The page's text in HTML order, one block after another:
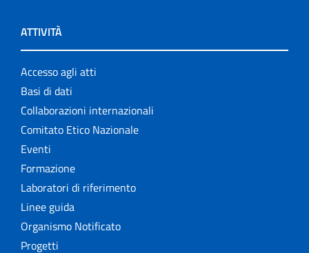
ATTIVITÀ
Accesso agli atti
Basi di dati
Collaborazioni internazionali
Comitato Etico Nazionale
Eventi
Formazione
Laboratori di riferimento
Linee guida
Organismo Notificato
Progetti